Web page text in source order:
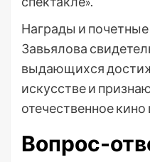
Награды и
Завьялова
выдающихся
искусстве и
отечественное кино
Вопрос-